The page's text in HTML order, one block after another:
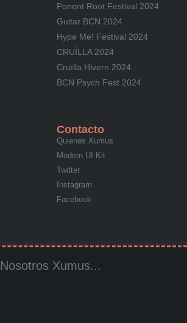
Ponent Root Festival 2024
Guitar BCN 2024
Hype Me! Festival 2024
CRUÏLLA 2024
Cruïlla Hivern 2024
BCN Psych Fest 2024
Contacto
Quienes Xumus
Modern UI Kit
Twitter
Instagram
Facebook
Nosotros Xumus...